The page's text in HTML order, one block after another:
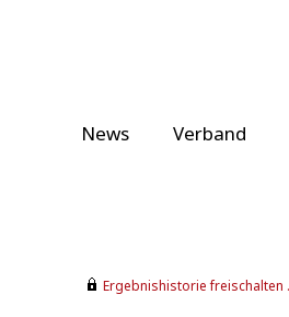
News Verband
Ergebnishistorie freischalten